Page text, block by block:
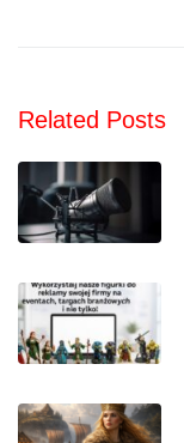
Related Posts